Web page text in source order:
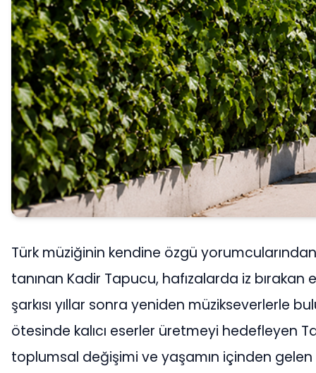
Türk müziğinin kendine özgü
tanınan Kadir Tapucu, hafızalarda iz
şarkısı yıllar sonra yeniden müzikseverlerle
ötesinde kalıcı eserler üretmeyi hedefleyen
toplumsal değişimi ve yaşamın içinden gelen